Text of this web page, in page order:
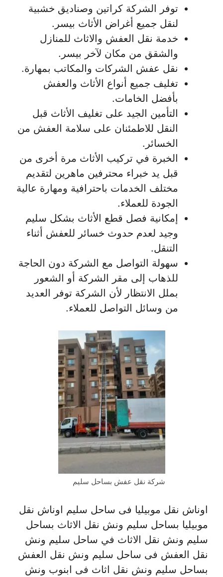
توفر الشركة كراتين وصناديق خشبية
لنقل جميع أغراض الأثاث بيسر.
خدمة نقل العفش والاثاث للمنازل
والشقق من مكان لآخر بيسر.
نقل عفش الشركات والمكاتب بمهارة.
تغليف جميع أنواع الأثاث والعفش
بأفضل الخامات.
التأمين الجيد على تغليف الأثاث قبل
النقل للاطمئنان على سلامة العفش من
الخسائر.
الخبرة في تركيب الأثاث مرة أخرى من
قبل يد خبراء محترفين ماهرين لتقديم
مختلف الخدمات باحترافية ومهارة عالية
الجودة للعملاء.
إمكانية فصل قطع الأثاث بشكل سليم
وجيد لعدم حدوث خسائر للعفش أثناء
التنقل.
سهولة التواصل مع الشركة دون الحاجة
للذهاب إلى مقر الشركة أو الشعور
بملل الانتظار لأن الشركة توفر العديد
من وسائل التواصل للعملاء.
شركة نقل عفش بساحل سليم
اوناش نقل موبيليا فى ساحل سليم اوناش نقل
موبيليا بساحل سليم ونش نقل الاثاث بساحل
سليم ونش نقل الاثاث في ساحل سليم ونش
نقل العفش فى ساحل سليم ونش نقل العفش
بساحل سليم ونش نقل اثاث فى ابنوب ونش